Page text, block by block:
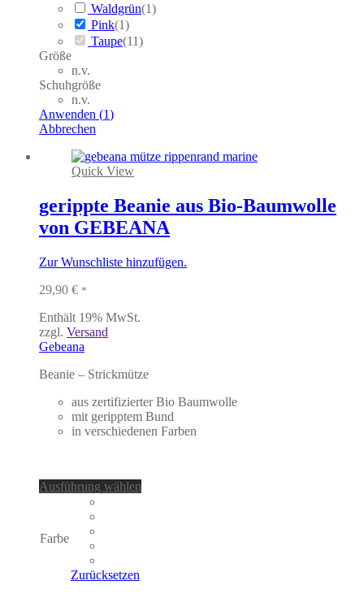
Waldgrün(1)
Pink(1)
Taupe(11)
Größe
n.v.
Schuhgröße
n.v.
Anwenden (1)
Abbrechen
Quick View
gerippte Beanie aus Bio-Baumwolle
von GEBEANA
Zur Wunschliste hinzufügen.
29,90 € *
Enthält 19% MwSt.
zzgl. Versand
Gebeana
Beanie – Strickmütze
aus zertifizierter Bio Baumwolle
mit geripptem Bund
in verschiedenen Farben
Ausführung wählen
Farbe
Zurücksetzen